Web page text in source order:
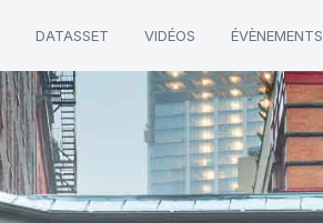
DATASSET VIDÉOS ÉVÈNEMENTS